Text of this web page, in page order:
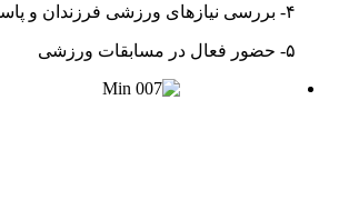
۴- بررسی نیاز‌های ورزشی فرزندان و پاسخگویی به آن‌ها
۵- حضور فعال در مسابقات ورزشی